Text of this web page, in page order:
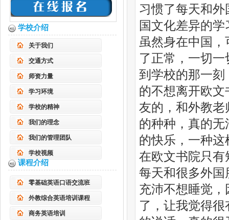
习惯了每天和
国文化差异的
虽然身在中国
了正常，一切
到学校的那一
的不想离开欧
友的，和外教
的种种，真的
的快乐，一种
在欧文书院只
每天和很多外
充沛不想睡觉
了，让我觉得
学校介绍
关于我们
交通方式
师资力量
学习环境
学校的精神
我们的理念
我们的管理团队
学校视频
课程介绍
零基础英语口语交流班
外教综合英语培训课程
商务英语培训